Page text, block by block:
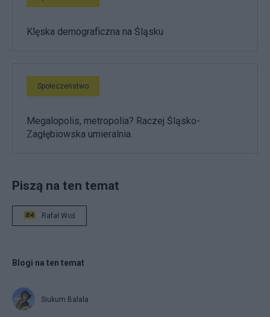
Klęska demograficzna na Śląsku
Społeczeństwo
Megalopolis, metropolia? Raczej Śląsko-
Zagłębiowska umieralnia.
Piszą na ten temat
Rafał Woś
Blogi na ten temat
Siukum Balala